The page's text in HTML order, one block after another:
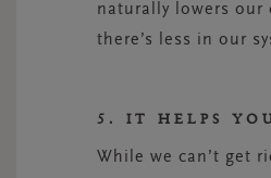
naturally lowers our
there’s less in our
5. IT HELPS
While we can’t get